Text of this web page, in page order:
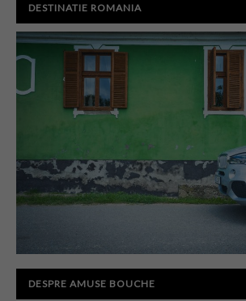
DESTINATIE ROMANIA
DESPRE AMUSE BOUCHE